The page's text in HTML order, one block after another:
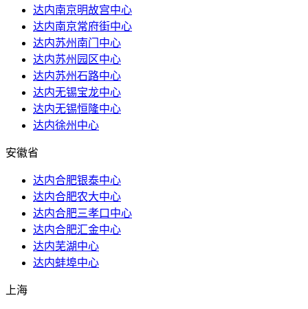
达内南京明故宫中心
达内南京常府街中心
达内苏州南门中心
达内苏州园区中心
达内苏州石路中心
达内无锡宝龙中心
达内无锡恒隆中心
达内徐州中心
安徽省
达内合肥银泰中心
达内合肥农大中心
达内合肥三孝口中心
达内合肥汇金中心
达内芜湖中心
达内蚌埠中心
上海